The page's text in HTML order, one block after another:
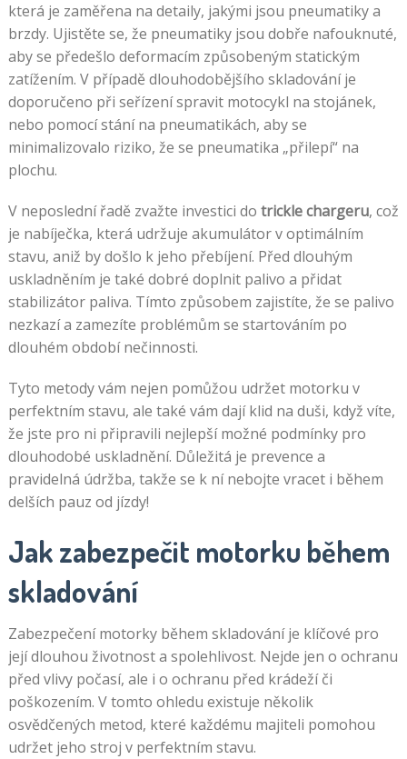
která je zaměřena na detaily, jakými jsou pneumatiky a
brzdy. Ujistěte se, že pneumatiky jsou dobře nafouknuté,
aby se předešlo deformacím způsobeným statickým
zatížením. V případě dlouhodobějšího skladování je
doporučeno při seřízení spravit motocykl na stojánek,
nebo pomocí stání na pneumatikách, aby se
minimalizovalo riziko, že se pneumatika „přilepí“ na
plochu.
V neposlední řadě zvažte investici do trickle chargeru, což
je nabíječka, která udržuje akumulátor v optimálním
stavu, aniž by došlo k jeho přebíjení. Před dlouhým
uskladněním je také dobré doplnit palivo a přidat
stabilizátor paliva. Tímto způsobem zajistíte, že se palivo
nezkazí a zamezíte problémům se startováním po
dlouhém období nečinnosti.
Tyto metody vám nejen pomůžou udržet motorku v
perfektním stavu, ale také vám dají klid na duši, když víte,
že jste pro ni připravili nejlepší možné podmínky pro
dlouhodobé uskladnění. Důležitá je prevence a
pravidelná údržba, takže se k ní nebojte vracet i během
delších pauz od jízdy!
Jak zabezpečit motorku během
skladování
Zabezpečení motorky během skladování je klíčové pro
její dlouhou životnost a spolehlivost. Nejde jen o ochranu
před vlivy počasí, ale i o ochranu před krádeží či
poškozením. V tomto ohledu existuje několik
osvědčených metod, které každému majiteli pomohou
udržet jeho stroj v perfektním stavu.